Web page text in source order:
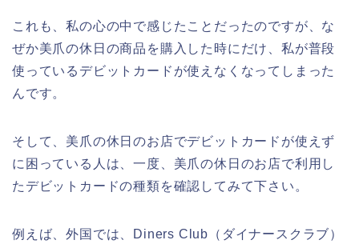
これも、私の心の中で感じたことだったのですが、な
ぜか美爪の休日の商品を購入した時にだけ、私が普段
使っているデビットカードが使えなくなってしまった
んです。
そして、美爪の休日のお店でデビットカードが使えず
に困っている人は、一度、美爪の休日のお店で利用し
たデビットカードの種類を確認してみて下さい。
例えば、外国では、Diners Club（ダイナースクラブ）